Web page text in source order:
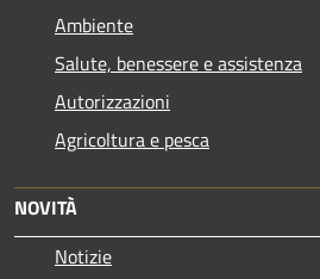
Ambiente
Salute, benessere e assistenza
Autorizzazioni
Agricoltura e pesca
NOVITÀ
Notizie